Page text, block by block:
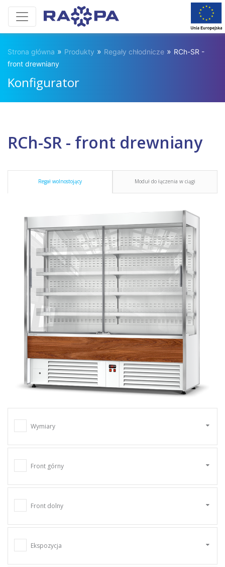
Strona główna » Produkty » Regały chłodnicze » RCh-SR -
front drewniany
Konfigurator
RCh-SR - front drewniany
Regał wolnostojący Moduł do łączenia w ciągi
Wymiary
Front górny
Front dolny
Ekspozycja